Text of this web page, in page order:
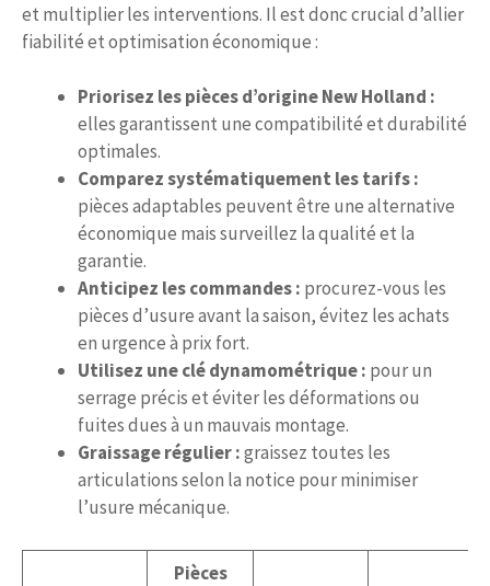
et multiplier les interventions. Il est donc crucial d’allier
fiabilité et optimisation économique :
Priorisez les pièces d’origine New Holland :
elles garantissent une compatibilité et durabilité
optimales.
Comparez systématiquement les tarifs :
pièces adaptables peuvent être une alternative
économique mais surveillez la qualité et la
garantie.
Anticipez les commandes : procurez-vous les
pièces d’usure avant la saison, évitez les achats
en urgence à prix fort.
Utilisez une clé dynamométrique : pour un
serrage précis et éviter les déformations ou
fuites dues à un mauvais montage.
Graissage régulier :graissez toutes les
articulations selon la notice pour minimiser
l’usure mécanique.
Pièces